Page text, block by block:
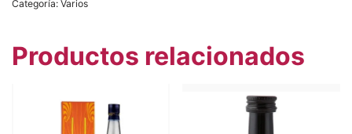
Categoría: Varios
Productos relacionados